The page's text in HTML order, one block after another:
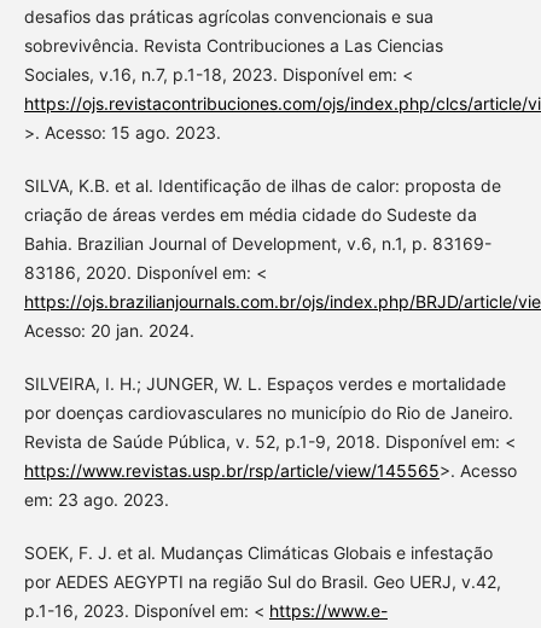
desafios das práticas agrícolas convencionais e sua
sobrevivência. Revista Contribuciones a Las Ciencias
Sociales, v.16, n.7, p.1-18, 2023. Disponível em: <
https://ojs.revistacontribuciones.com/ojs/index.php/clcs/article/
>. Acesso: 15 ago. 2023.
SILVA, K.B. et al. Identificação de ilhas de calor: proposta de
criação de áreas verdes em média cidade do Sudeste da
Bahia. Brazilian Journal of Development, v.6, n.1, p. 83169-
83186, 2020. Disponível em: <
https://ojs.brazilianjournals.com.br/ojs/index.php/BRJD/article/
Acesso: 20 jan. 2024.
SILVEIRA, I. H.; JUNGER, W. L. Espaços verdes e mortalidade
por doenças cardiovasculares no município do Rio de Janeiro.
Revista de Saúde Pública, v. 52, p.1-9, 2018. Disponível em: <
https://www.revistas.usp.br/rsp/article/view/145565>. Acesso
em: 23 ago. 2023.
SOEK, F. J. et al. Mudanças Climáticas Globais e infestação
por AEDES AEGYPTI na região Sul do Brasil. Geo UERJ, v.42,
p.1-16, 2023. Disponível em: < https://www.e-